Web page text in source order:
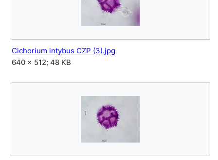
Cichorium intybus CZP (3).jpg
640 × 512; 48 KB